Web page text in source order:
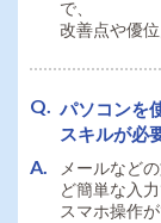
で、
改善点や優
パソコンを
スキルが必
メールなど
ど簡単な入力
スマホ操作